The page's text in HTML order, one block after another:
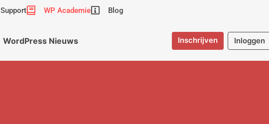
Support WP Academie Blog
WordPress Nieuws Inschrijven Inloggen